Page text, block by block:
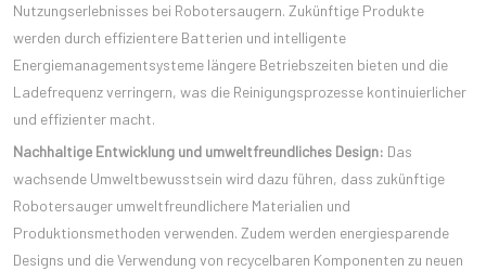
Nutzungserlebnisses bei Robotersaugern. Zukünftige Produkte
werden durch effizientere Batterien und intelligente
Energiemanagementsysteme längere Betriebszeiten bieten und die
Ladefrequenz verringern, was die Reinigungsprozesse kontinuierlicher
und effizienter macht.
Nachhaltige Entwicklung und umweltfreundliches Design: Das
wachsende Umweltbewusstsein wird dazu führen, dass zukünftige
Robotersauger umweltfreundlichere Materialien und
Produktionsmethoden verwenden. Zudem werden energiesparende
Designs und die Verwendung von recycelbaren Komponenten zu neuen